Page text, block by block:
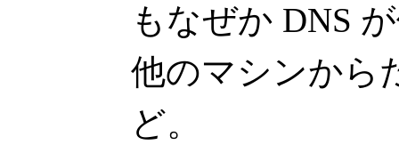
もなぜか DNS
他のマシンから
ど。